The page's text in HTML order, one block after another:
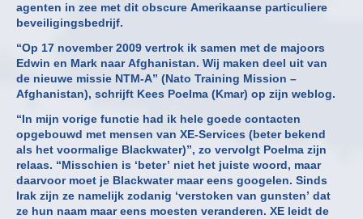
agenten in zee met dit obscure Amerikaanse particuliere
beveiligingsbedrijf.
“Op 17 november 2009 vertrok ik samen met de majoors
Edwin en Mark naar Afghanistan. Wij maken deel uit van
de nieuwe missie NTM-A” (Nato Training Mission –
Afghanistan), schrijft Kees Poelma (Kmar) op zijn weblog.
“In mijn vorige functie had ik hele goede contacten
opgebouwd met mensen van XE-Services (beter bekend
als het voormalige Blackwater)”, zo vervolgt Poelma zijn
relaas. “Misschien is ‘beter’ niet het juiste woord, maar
daarvoor moet je Blackwater maar eens googelen. Sinds
Irak zijn ze namelijk zodanig ‘verstoken van gunsten’ dat
ze hun naam maar eens moesten veranderen. XE leidt de